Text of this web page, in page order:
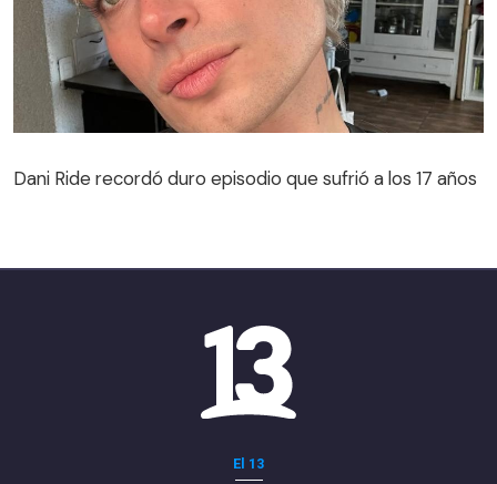
Dani Ride recordó duro episodio que sufrió a los 17 años
El 13